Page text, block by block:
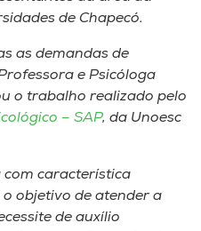
de Chapecó.
as demandas de
e Psicóloga
o trabalho realizado pelo
– SAP, da Unoesc
com característica
objetivo de atender a
de auxílio